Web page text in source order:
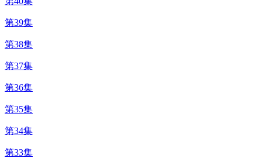
第39集
第38集
第37集
第36集
第35集
第34集
第33集